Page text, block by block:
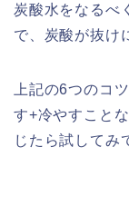
炭酸水をなるべ
で、炭酸が抜け
上記の6つのコ
す+冷やすこと
じたら試してみ